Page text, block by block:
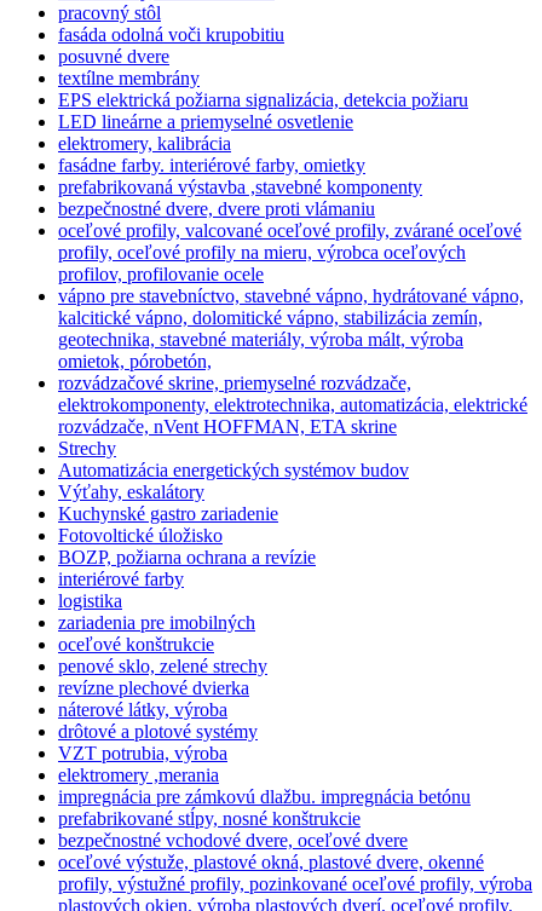
pracovný stôl
fasáda odolná voči krupobitiu
posuvné dvere
textílne membrány
EPS elektrická požiarna signalizácia, detekcia požiaru
LED lineárne a priemyselné osvetlenie
elektromery, kalibrácia
fasádne farby. interiérové farby, omietky
prefabrikovaná výstavba ,stavebné komponenty
bezpečnostné dvere, dvere proti vlámaniu
oceľové profily, valcované oceľové profily, zvárané oceľové
profily, oceľové profily na mieru, výrobca oceľových
profilov, profilovanie ocele
vápno pre stavebníctvo, stavebné vápno, hydrátované vápno,
kalcitické vápno, dolomitické vápno, stabilizácia zemín,
geotechnika, stavebné materiály, výroba mált, výroba
omietok, pórobetón,
rozvádzačové skrine, priemyselné rozvádzače,
elektrokomponenty, elektrotechnika, automatizácia, elektrické
rozvádzače, nVent HOFFMAN, ETA skrine
Strechy
Automatizácia energetických systémov budov
Výťahy, eskalátory
Kuchynské gastro zariadenie
Fotovoltické úložisko
BOZP, požiarna ochrana a revízie
interiérové farby
logistika
zariadenia pre imobilných
oceľové konštrukcie
penové sklo, zelené strechy
revízne plechové dvierka
náterové látky, výroba
drôtové a plotové systémy
VZT potrubia, výroba
elektromery ,merania
impregnácia pre zámkovú dlažbu. impregnácia betónu
prefabrikované stĺpy, nosné konštrukcie
bezpečnostné vchodové dvere, oceľové dvere
oceľové výstuže, plastové okná, plastové dvere, okenné
profily, výstužné profily, pozinkované oceľové profily, výroba
plastových okien, výroba plastových dverí, oceľové profily,